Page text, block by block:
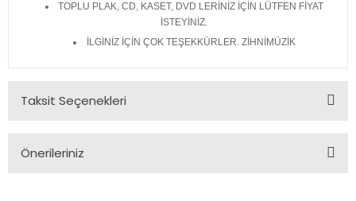
TOPLU PLAK, CD, KASET, DVD LERİNİZ İÇİN LÜTFEN FİYAT
İSTEYİNİZ.
İLGİNİZ İÇİN ÇOK TEŞEKKÜRLER. ZİHNİMÜZİK
Taksit Seçenekleri
Önerileriniz